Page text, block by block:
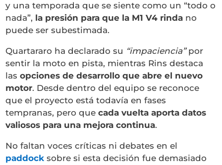
y una temporada que se siente como un “todo o
nada”, la presión para que la M1 V4 rinda no
puede ser subestimada.
Quartararo ha declarado su “impaciencia”por
sentir la moto en pista, mientras Rins destaca
lasopciones de desarrollo que abre el nuevo
motor. Desde dentro del equipo se reconoce
que el proyecto está todavía en fases
tempranas, pero quecada vuelta aporta datos
valiosos para una mejora continua.
No faltan voces críticas ni debates en el
paddock sobre si esta decisión fue demasiado